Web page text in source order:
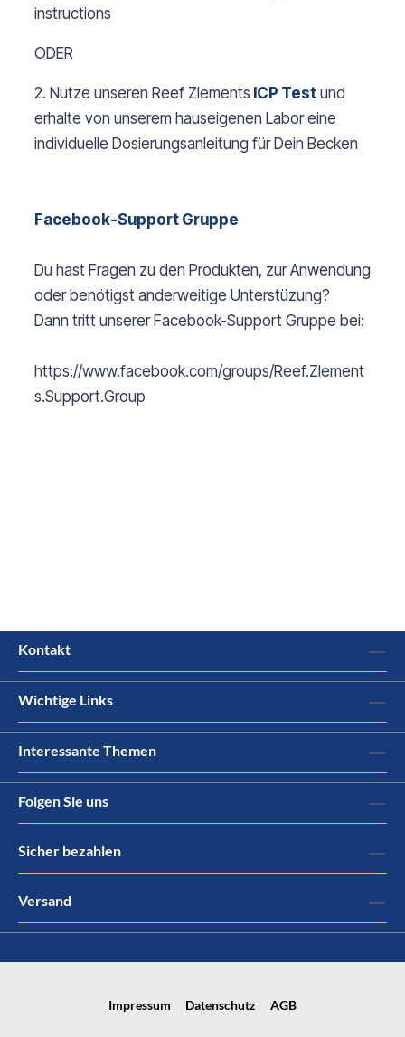
instructions
ODER
2. Nutze unseren Reef Zlements ICP Test und
erhalte von unserem hauseigenen Labor eine
individuelle Dosierungsanleitung für Dein Becken
Facebook-Support Gruppe
Du hast Fragen zu den Produkten, zur Anwendung
oder benötigst anderweitige Unterstüzung?
Dann tritt unserer Facebook-Support Gruppe bei:
https://www.facebook.com/groups/Reef.Zlement
s.Support.Group
Kontakt
Wichtige Links
Interessante Themen
Folgen Sie uns
Sicher bezahlen
Versand
Impressum Datenschutz AGB